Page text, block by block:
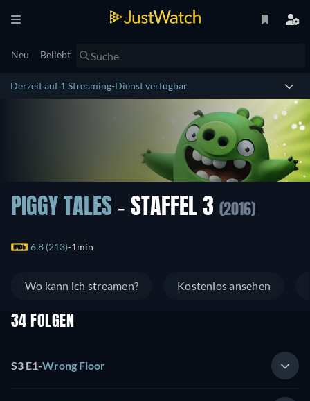
Neu Beliebt
Derzeit auf 1 Streaming-Dienst verfügbar.
PIGGY TALES - STAFFEL 3 (2016)
6.8 (213) 1min
Wo kann ich streamen? Kostenlos ansehen
34 FOLGEN
S3 E1-Wrong Floor